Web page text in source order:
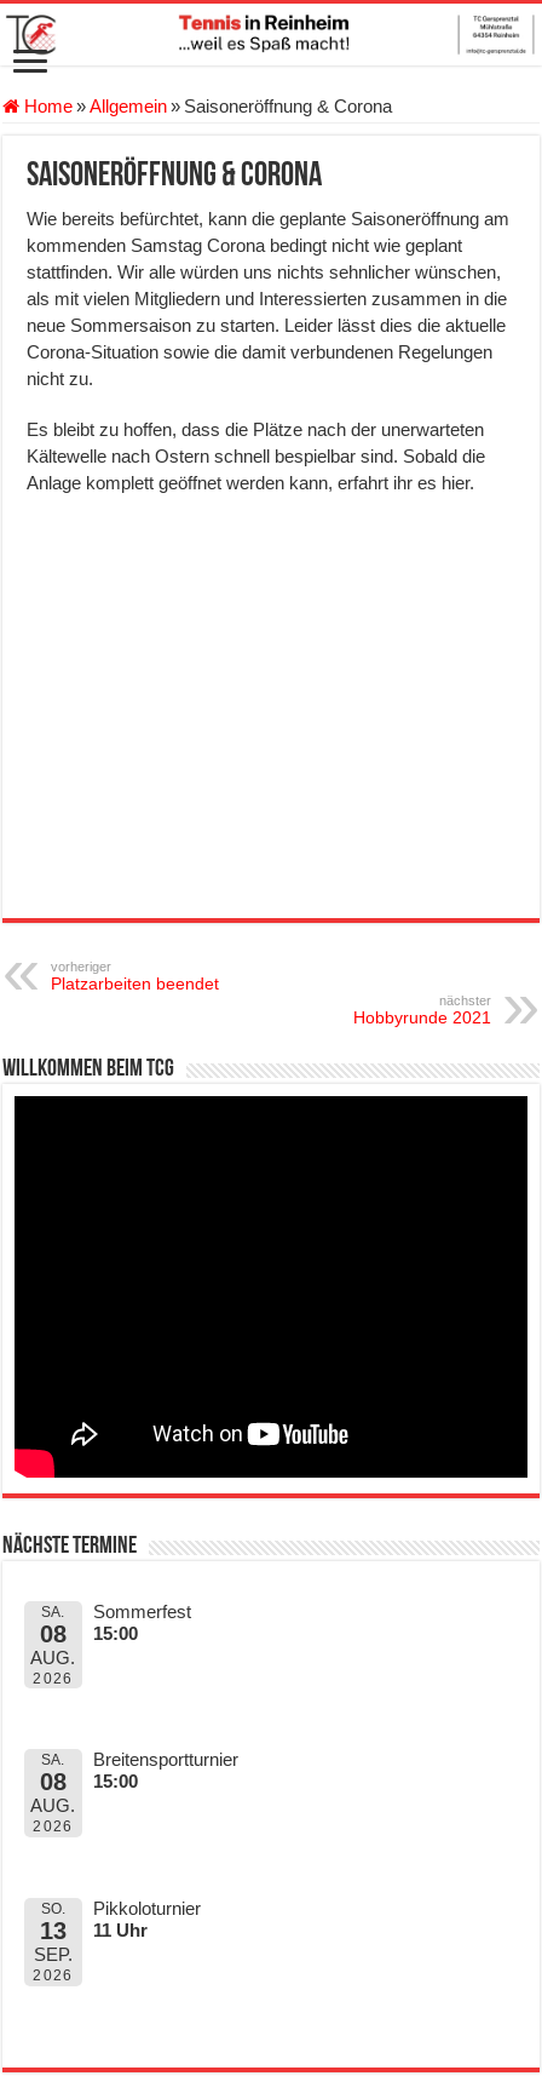
Home»Allgemein» Saisoneröffnung & Corona
Saisoneröffnung & Corona
Wie bereits befürchtet, kann die geplante Saisoneröffnung am
kommenden Samstag Corona bedingt nicht wie geplant
stattfinden. Wir alle würden uns nichts sehnlicher wünschen,
als mit vielen Mitgliedern und Interessierten zusammen in die
neue Sommersaison zu starten. Leider lässt dies die aktuelle
Corona-Situation sowie die damit verbundenen Regelungen
nicht zu.
Es bleibt zu hoffen, dass die Plätze nach der unerwarteten
Kältewelle nach Ostern schnell bespielbar sind. Sobald die
Anlage komplett geöffnet werden kann, erfahrt ihr es hier.
vorheriger
Platzarbeiten beendet
nächster
Hobbyrunde 2021
Willkommen beim TCG
Nächste Termine
SA.
08
AUG.
2026
Sommerfest
15:00
SA.
08
AUG.
2026
Breitensportturnier
15:00
SO.
13
SEP.
2026
Pikkoloturnier
11 Uhr